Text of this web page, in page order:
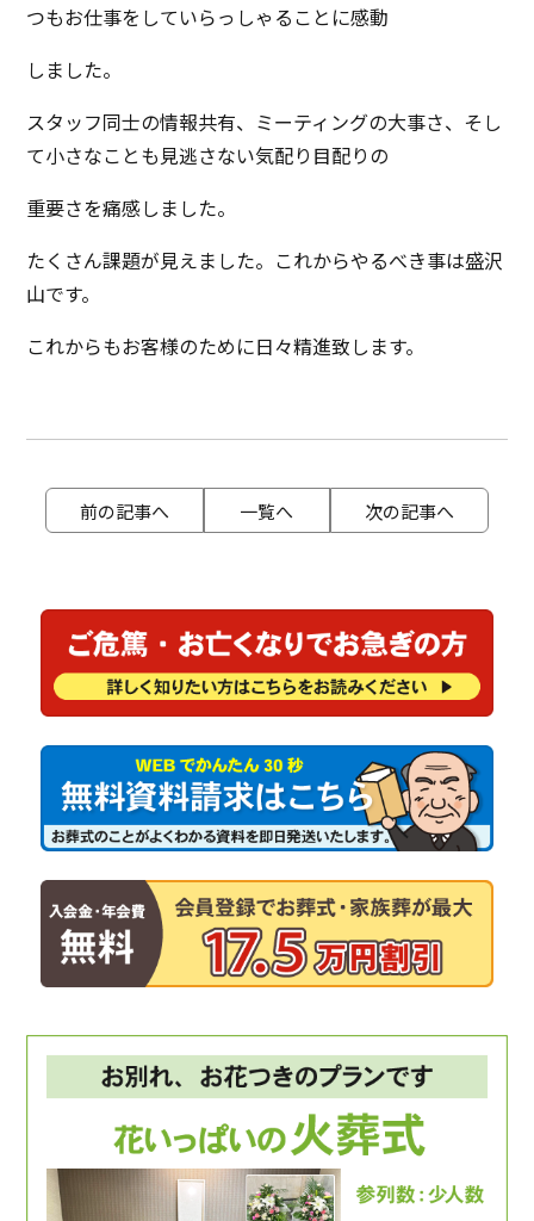
つもお仕事をしていらっしゃることに感動
しました。
スタッフ同士の情報共有、ミーティングの大事さ、そし
て小さなことも見逃さない気配り目配りの
重要さを痛感しました。
たくさん課題が見えました。これからやるべき事は盛沢
山です。
これからもお客様のために日々精進致します。
前の記事へ 一覧へ 次の記事へ